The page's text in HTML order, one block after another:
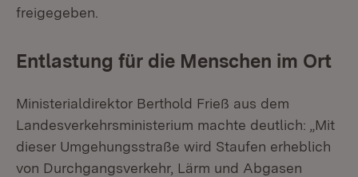
freigegeben.
Entlastung für die Menschen im Ort
Ministerialdirektor Berthold Frieß aus dem
Landesverkehrsministerium machte deutlich: „Mit
dieser Umgehungsstraße wird Staufen erheblich
von Durchgangsverkehr, Lärm und Abgasen